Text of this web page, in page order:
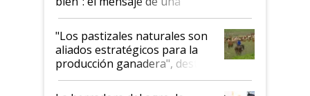
ganadera uruguaya sobre las
oportunidades que se abren
para el agro en Argentina, con
foco en la carne
"Los pastizales naturales son
aliados estratégicos para la
producción ganadera", destaca
la iniciativa que ya reúne a 46
establecimientos en Argentina